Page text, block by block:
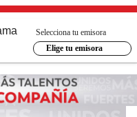
Selecciona tu emisora
Elige tu emisora